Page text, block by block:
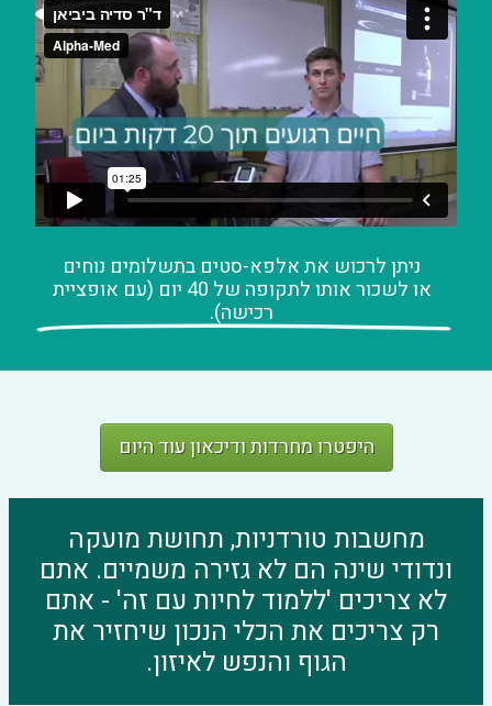
ניתן לרכוש את אלפא-סטים בתשלומים נוחים
או לשכור אותו לתקופה של 40 יום (עם אופציית
רכישה).
היפטרו מחרדות ודיכאון עוד היום
מחשבות טורדניות, תחושת מועקה
ונדודי שינה הם לא גזירה משמיים. אתם
לא צריכים 'ללמוד לחיות עם זה' - אתם
רק צריכים את הכלי הנכון שיחזיר את
הגוף והנפש לאיזון.